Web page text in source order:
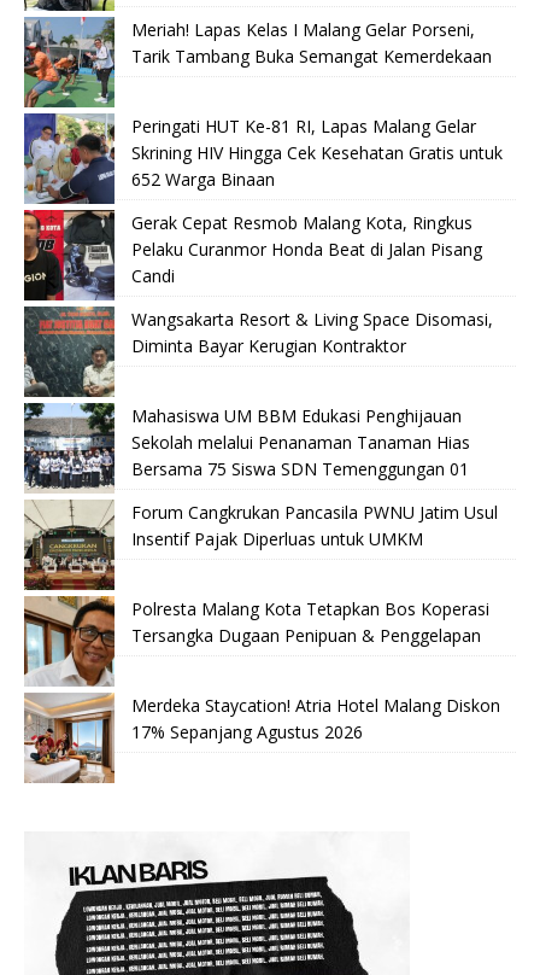
Meriah! Lapas Kelas I Malang Gelar Porseni,
Tarik Tambang Buka Semangat Kemerdekaan
Peringati HUT Ke-81 RI, Lapas Malang Gelar
Skrining HIV Hingga Cek Kesehatan Gratis untuk
652 Warga Binaan
Gerak Cepat Resmob Malang Kota, Ringkus
Pelaku Curanmor Honda Beat di Jalan Pisang
Candi
Wangsakarta Resort & Living Space Disomasi,
Diminta Bayar Kerugian Kontraktor
Mahasiswa UM BBM Edukasi Penghijauan
Sekolah melalui Penanaman Tanaman Hias
Bersama 75 Siswa SDN Temenggungan 01
Forum Cangkrukan Pancasila PWNU Jatim Usul
Insentif Pajak Diperluas untuk UMKM
Polresta Malang Kota Tetapkan Bos Koperasi
Tersangka Dugaan Penipuan & Penggelapan
Merdeka Staycation! Atria Hotel Malang Diskon
17% Sepanjang Agustus 2026